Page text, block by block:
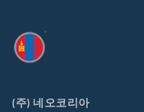
(주) 네오코리아